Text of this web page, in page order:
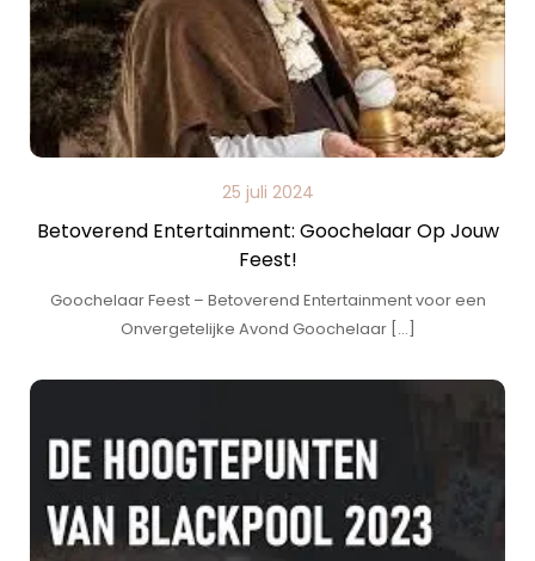
25 juli 2024
Betoverend Entertainment: Goochelaar Op Jouw
Feest!
Goochelaar Feest – Betoverend Entertainment voor een
Onvergetelijke Avond Goochelaar […]